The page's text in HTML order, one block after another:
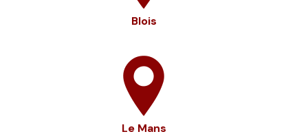
Blois
Le Mans